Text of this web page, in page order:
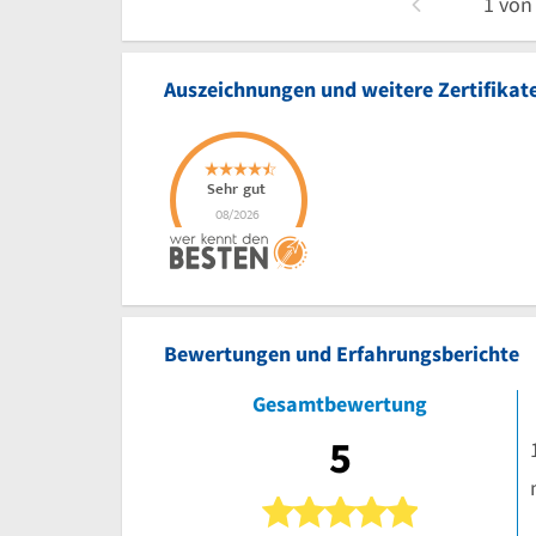
Auszeichnungen und weitere
Bewertungen und Erfahrungsberichte
Gesamtbewertung
5
5 von 5